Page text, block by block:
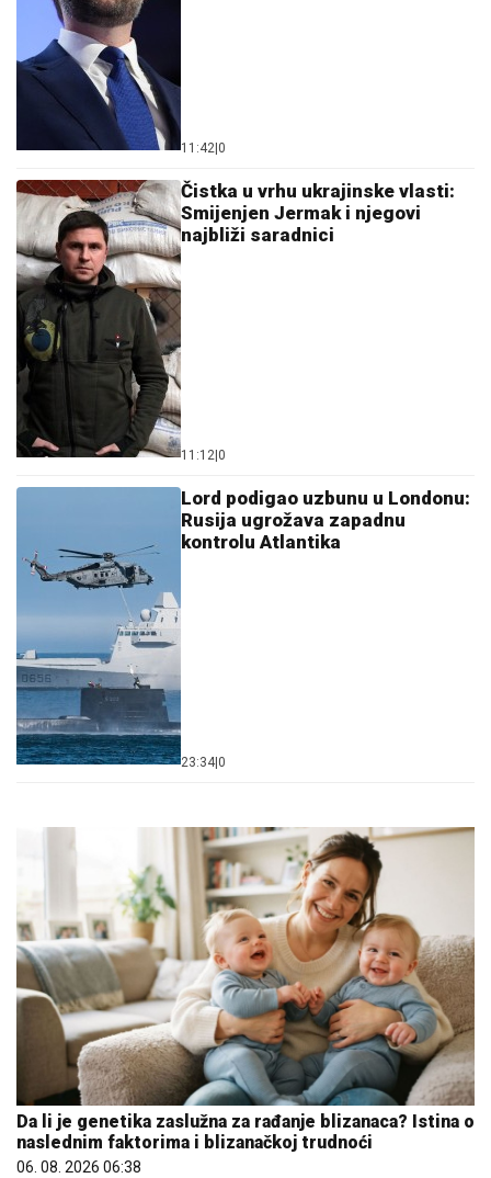
11:42 0
Čistka u vrhu ukrajinske vlasti:
Smijenjen Jermak i njegovi
najbliži saradnici
11:12 0
Lord podigao uzbunu u Londonu:
Rusija ugrožava zapadnu
kontrolu Atlantika
23:34 0
Da li je genetika zaslužna za rađanje blizanaca? Istina o
naslednim faktorima i blizanačkoj trudnoći
06. 08. 2026 06:38